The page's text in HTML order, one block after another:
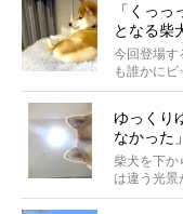
がるので
最近版画製
屋敷裕政
タビューと
「くっ
となる柴
今回登場す
も誰かに
起きたとか
ゆっくり
なかった
柴犬を下か
は違う光
つぶらに見